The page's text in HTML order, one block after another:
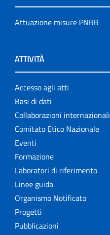
Attuazione misure PNRR
ATTIVITÀ
Accesso agli atti
Basi di dati
Collaborazioni internazionali
Comitato Etico Nazionale
Eventi
Formazione
Laboratori di riferimento
Linee guida
Organismo Notificato
Progetti
Pubblicazioni